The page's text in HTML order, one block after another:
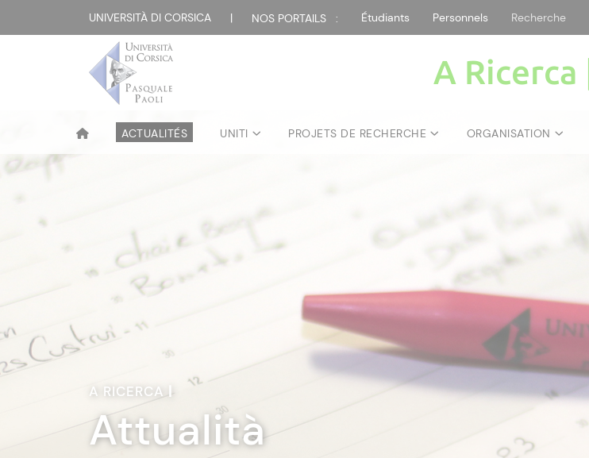
UNIVERSITÀ DI CORSICA | NOS PORTAILS : Étudiants Personnels Recherche
A Ricerca |
ACTUALITÉS UNITI PROJETS DE RECHERCHE ORGANISATION
A RICERCA|
Attualità